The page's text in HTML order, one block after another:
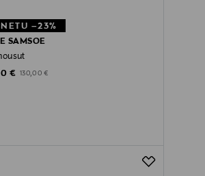
–23%
SAMSOE
Price
€ Original Price
130,00 €